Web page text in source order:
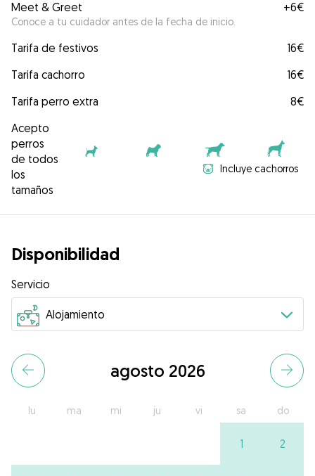
Meet & Greet
Conoce a tu cuidador antes de la fecha de inicio.
+6€
Tarifa de festivos
16€
Tarifa cachorro
16€
Tarifa perro extra
8€
Acepto
perros
de todos
los
tamaños
Incluye cachorros
Disponibilidad
Servicio
agosto 2026
lu ma mi ju vi sa do
1 2